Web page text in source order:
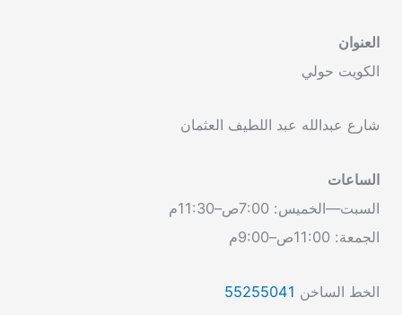
العنوان
الكويت حولي
شارع عبدالله عبد اللطيف العثمان
الساعات
السبت—الخميس: 7:00ص–11:30م
الجمعة: 11:00ص–9:00م
الخط الساخن 55255041